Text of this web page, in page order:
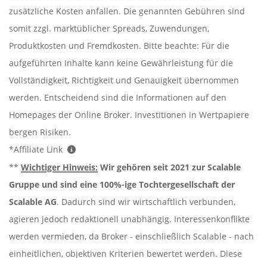
zusätzliche Kosten anfallen. Die genannten Gebühren sind
somit zzgl. marktüblicher Spreads, Zuwendungen,
Produktkosten und Fremdkosten. Bitte beachte: Für die
aufgeführten Inhalte kann keine Gewährleistung für die
Vollständigkeit, Richtigkeit und Genauigkeit übernommen
werden. Entscheidend sind die Informationen auf den
Homepages der Online Broker. Investitionen in Wertpapiere
bergen Risiken.
*Affiliate Link
** Wichtiger Hinweis: Wir gehören seit 2021 zur Scalable
Gruppe und sind eine 100%-ige Tochtergesellschaft der
Scalable AG. Dadurch sind wir wirtschaftlich verbunden,
agieren jedoch redaktionell unabhängig. Interessenkonflikte
werden vermieden, da Broker - einschließlich Scalable - nach
einheitlichen, objektiven Kriterien bewertet werden. Diese